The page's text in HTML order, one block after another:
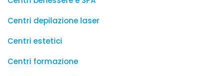
Centri depilazione laser
Centri estetici
Centri formazione